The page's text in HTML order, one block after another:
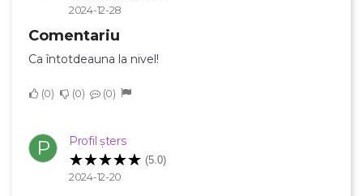
2024-12-28
Comentariu
Ca întotdeauna la nivel!
0 0 0
P Profil șters
(5.0)
2024-12-20